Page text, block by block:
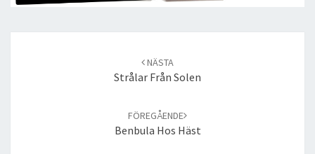
NÄSTA
Strålar Från Solen
FÖREGÅENDE
Benbula Hos Häst